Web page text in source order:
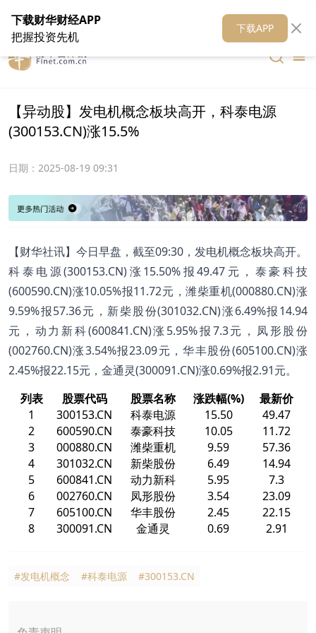
在线客服 关于我们 财华媒体矩阵 财华智库
【异动股】发电机概念板块高开，科泰电源
(300153.CN)涨15.5%
日期： 2025-08-19 09:31
【财华社讯】今日早盘，截至09:30，发电机概念板块高开。
科泰电源(300153.CN)涨15.50%报49.47元，泰豪科技
(600590.CN)涨10.05%报11.72元，潍柴重机(000880.CN)涨
9.59%报57.36元，新柴股份(301032.CN)涨6.49%报14.94
元，动力新科(600841.CN)涨5.95%报7.3元，凤形股份
(002760.CN)涨3.54%报23.09元，华丰股份(605100.CN)涨
2.45%报22.15元，金通灵(300091.CN)涨0.69%报2.91元。
列表
股票代码 股票名称 涨跌幅(%)
最新价
1
300153.CN 科泰电源 15.50
49.47
2
600590.CN 泰豪科技 10.05
11.72
3
000880.CN 潍柴重机 9.59
57.36
4
301032.CN 新柴股份 6.49
14.94
5
600841.CN 动力新科 5.95
7.3
6
002760.CN 凤形股份 3.54
23.09
7
605100.CN 华丰股份 2.45
22.15
8
300091.CN 金通灵 0.69 2.91
#发电机概念 #科泰电源 #300153.CN
下载财华财经APP
把握投资先机
下载APP